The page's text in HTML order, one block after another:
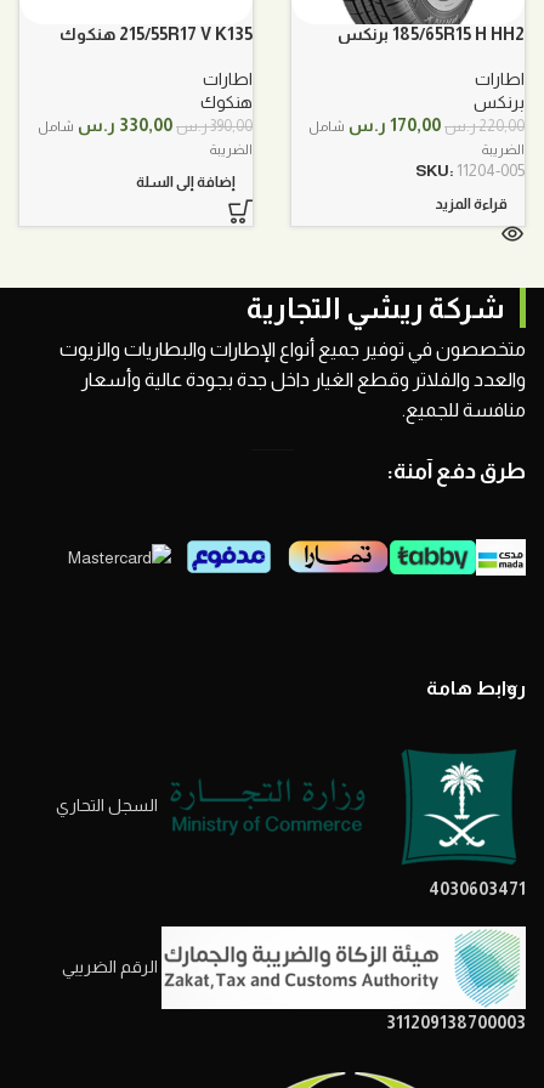
185/65R15 H HH2 برنكس
اطارات
برنكس
220,00ر.س السعر
هو:
170,00 ر.س السعر
شامل
الضريبة
SKU: 11204-005
قراءة المزيد
215/55R17 V K135 هنكوك
اطارات
هنكوك
390,00ر.س السعر
390,00 ر.س.
330,00 ر.س السعر
شامل
الضريبة
إضافة إلى السلة
شركة ريشي التجارية
متخصصون في توفير جميع أنواع الإطارات والبطاريات والزيوت
والعدد والفلاتر وقطع الغيار داخل جدة بجودة عالية وأسعار
منافسة للجميع.
طرق دفع آمنة:
روابط هامة
السجل التحاري
4030603471
الرقم الضريبي
311209138700003